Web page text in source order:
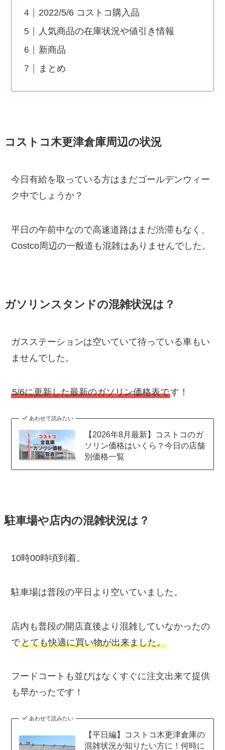
2022/5/6 コストコ購入品
人気商品の在庫状況や値引き情報
新商品
まとめ
コストコ木更津倉庫周辺の状況
今日有給を取っている方はまだゴールデンウィー
ク中でしょうか？
平日の午前中なので高速道路はまだ渋滞もなく、
Costco周辺の一般道も混雑はありませんでした。
ガソリンスタンドの混雑状況は？
ガスステーションは空いていて待っている車もい
ませんでした。
5/6に更新した最新のガソリン価格表です！
あわせて読みたい
【2026年8月最新】コストコのガ
ソリン価格はいくら？今日の店舗
別価格一覧
駐車場や店内の混雑状況は？
10時00時頃到着。
駐車場は普段の平日より空いていました。
店内も普段の開店直後より混雑していなかったの
でとても快適に買い物が出来ました。
フードコートも並びはなくすぐに注文出来て提供
も早かったです！
あわせて読みたい
【平日編】コストコ木更津倉庫の
混雑状況が知りたい方に！何時に